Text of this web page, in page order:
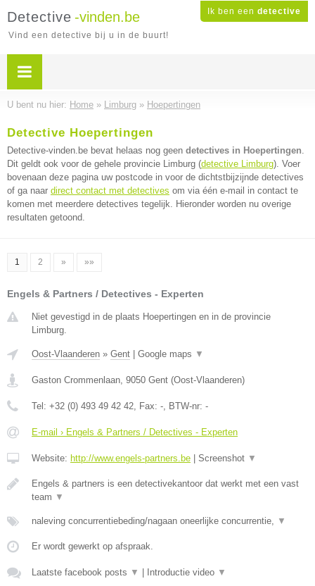
Ik ben een detective
Detective -vinden.be
Vind een detective bij u in de buurt!
U bent nu hier: Home » Limburg » Hoepertingen
Detective Hoepertingen
Detective-vinden.be bevat helaas nog geen detectives in Hoepertingen.
Dit geldt ook voor de gehele provincie Limburg (detective Limburg). Voer
bovenaan deze pagina uw postcode in voor de dichtstbijzijnde detectives
of ga naar direct contact met detectives om via één e-mail in contact te
komen met meerdere detectives tegelijk. Hieronder worden nu overige
resultaten getoond.
1 2 » »»
Engels & Partners / Detectives - Experten
Niet gevestigd in de plaats Hoepertingen en in de provincie
Limburg.
Oost-Vlaanderen » Gent Google maps ▼
Gaston Crommenlaan, 9050 Gent (Oost-Vlaanderen)
Tel: +32 (0) 493 49 42 42, Fax: -, BTW-nr: -
E-mail › Engels & Partners / Detectives - Experten
Website: http://www.engels-partners.be Screenshot ▼
Engels & partners is een detectivekantoor dat werkt met een vast
team ▼
naleving concurrentiebeding/nagaan oneerlijke concurrentie, ▼
Er wordt gewerkt op afspraak.
Laatste facebook posts ▼ Introductie video ▼